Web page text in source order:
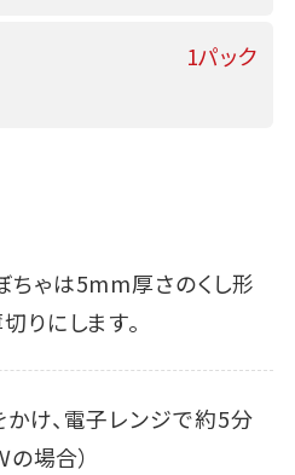
1パック
ちゃは5mm厚さのくし形
りにします。
け、電子レンジで約5分
の場合）